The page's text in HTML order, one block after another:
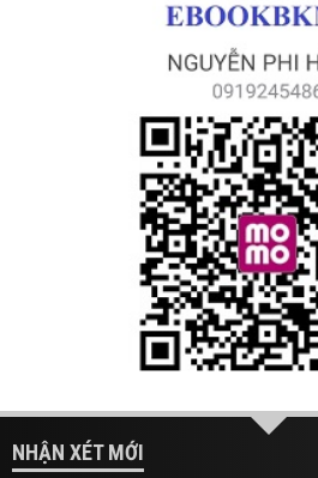
NHẬN XÉT MỚI